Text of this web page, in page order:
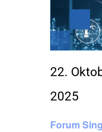
Forum
22.
2025